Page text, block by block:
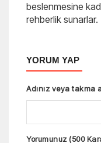
beslenmesine
rehberlik sunarlar.
YORUM YAP
Adınız veya takma
Yorumunuz (500